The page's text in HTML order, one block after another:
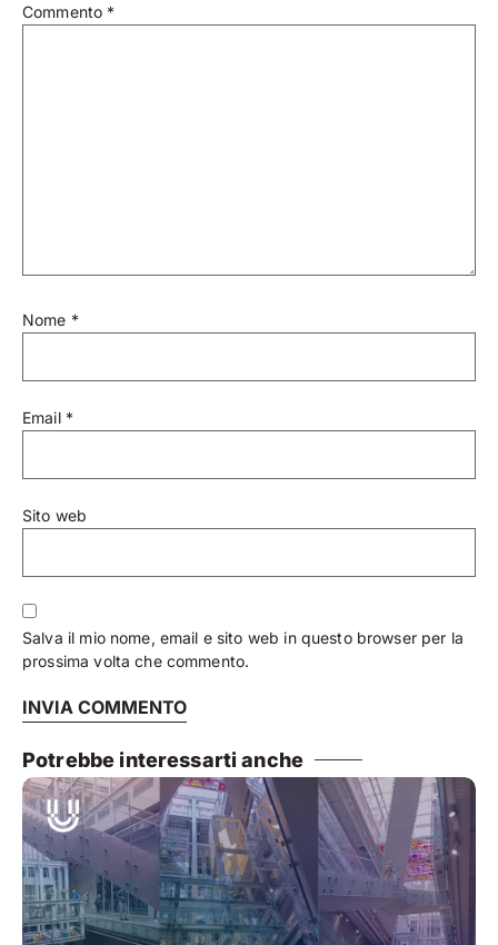
Commento *
Nome *
Email *
Sito web
Salva il mio nome, email e sito web in questo browser per la
prossima volta che commento.
Potrebbe interessarti anche